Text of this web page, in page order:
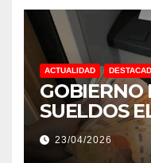
ACTUALIDAD
GOBIERNO
SUELDOS
ABRIL,
AUMENTO
23/04/2026